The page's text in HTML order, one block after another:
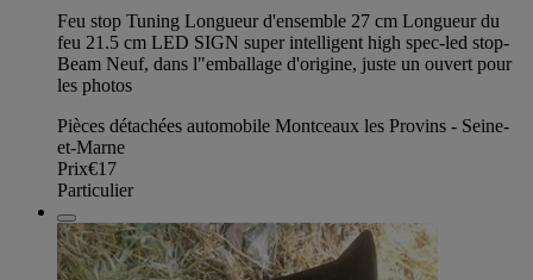
Feu stop Tuning Longueur d'ensemble 27 cm Longueur du
feu 21.5 cm LED SIGN super intelligent high spec-led stop-
Beam Neuf, dans l"emballage d'origine, juste un ouvert pour
les photos
Pièces détachées automobile Montceaux les Provins - Seine-
et-Marne
Prix€17
Particulier